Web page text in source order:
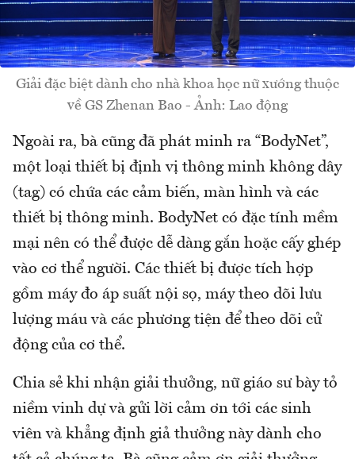
Giải đặc biệt dành cho nhà khoa học nữ xướng thuộc
về GS Zhenan Bao - Ảnh: Lao động
Ngoài ra, bà cũng đã phát minh ra “BodyNet”,
một loại thiết bị định vị thông minh không dây
(tag) có chứa các cảm biến, màn hình và các
thiết bị thông minh. BodyNet có đặc tính mềm
mại nên có thể được dễ dàng gắn hoặc cấy ghép
vào cơ thể người. Các thiết bị được tích hợp
gồm máy đo áp suất nội sọ, máy theo dõi lưu
lượng máu và các phương tiện để theo dõi cử
động của cơ thể.
Chia sẻ khi nhận giải thưởng, nữ giáo sư bày tỏ
niềm vinh dự và gửi lời cảm ơn tới các sinh
viên và khẳng định giả thưởng này dành cho